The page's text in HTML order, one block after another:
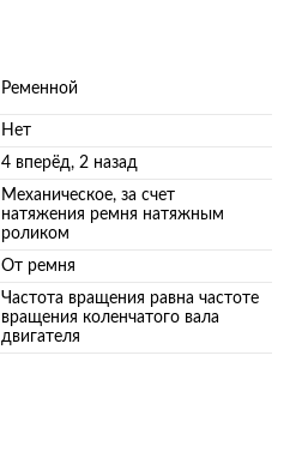
Ременной
Нет
4 вперёд, 2 назад
Механическое, за счет
натяжения ремня натяжным
роликом
От ремня
Частота вращения равна частоте
вращения коленчатого вала
двигателя